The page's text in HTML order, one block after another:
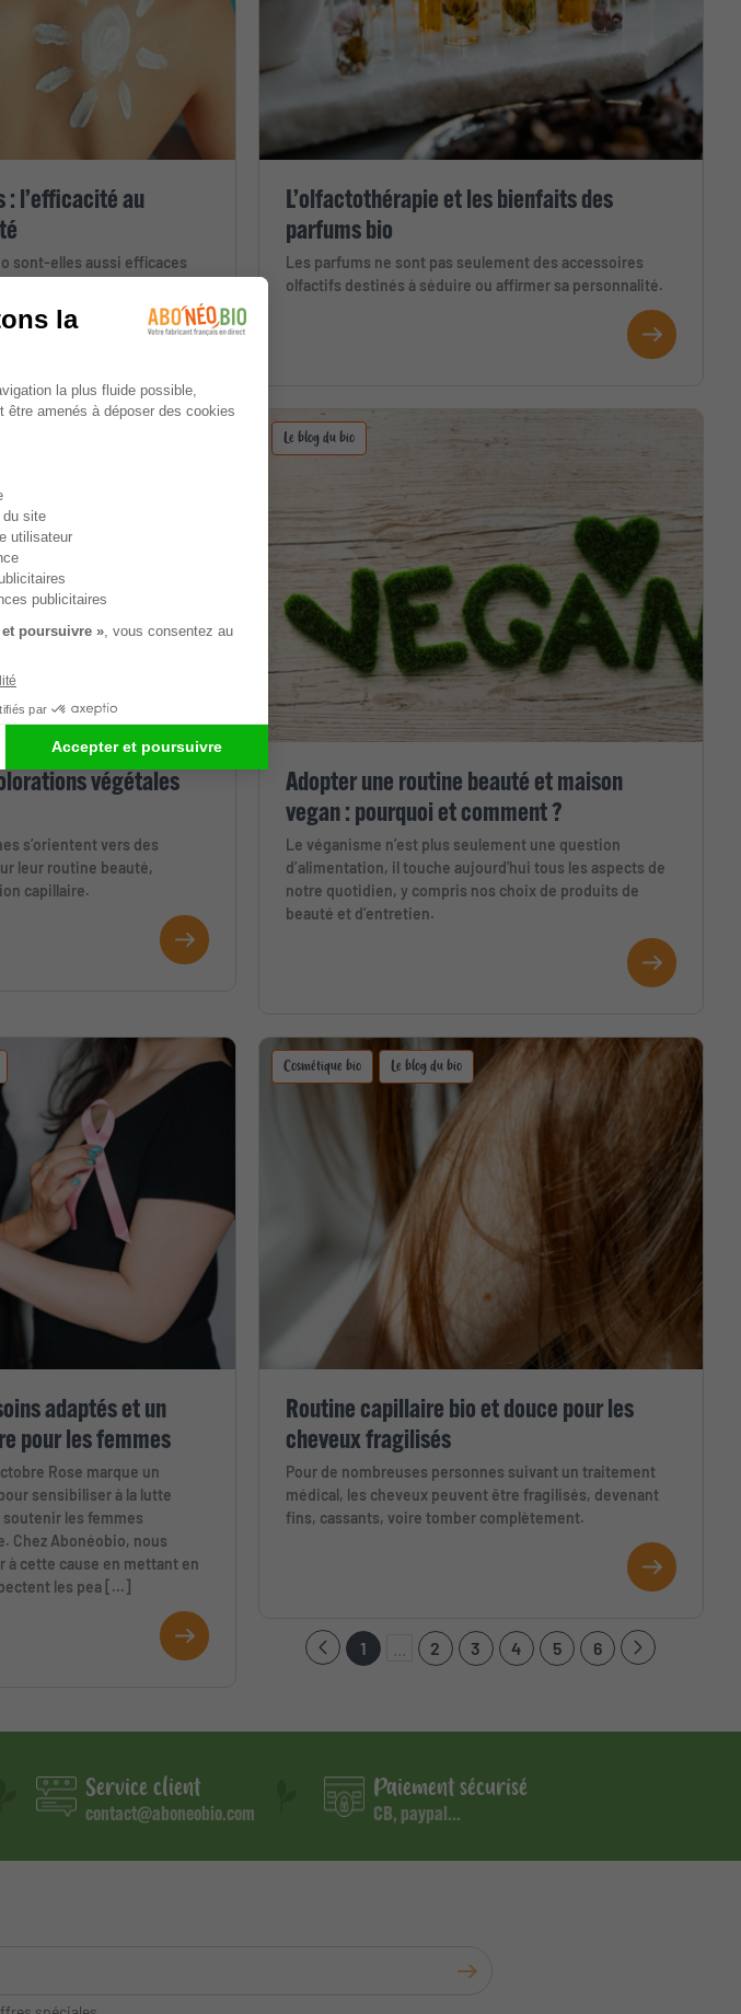
: l’efficacité au
sont-elles aussi efficaces
?
L’olfactothérapie et les bienfaits des
parfums bio
Les parfums ne sont pas seulement des accessoires
olfactifs destinés à séduire ou affirmer sa personnalité.
végétales
s’orientent vers des
leur routine beauté,
capillaire.
Le blog du bio
Adopter une routine beauté et maison
vegan : pourquoi et comment ?
Le véganisme n’est plus seulement une question
d’alimentation, il touche aujourd'hui tous les aspects de
notre quotidien, y compris nos choix de produits de
beauté et d’entretien.
adaptés et un
pour les femmes
Rose marque un
sensibiliser à la lutte
les femmes
Chez Abonéobio, nous
cette cause en mettant en
les pea [...]
Cosmétique bio Le blog du bio
Routine capillaire bio et douce pour les
cheveux fragilisés
Pour de nombreuses personnes suivant un traitement
médical, les cheveux peuvent être fragilisés, devenant
fins, cassants, voire tomber complètement.
1 2 3 4 5 6
Service client
contact@aboneobio.com
Paiement sécurisé
CB, paypal...